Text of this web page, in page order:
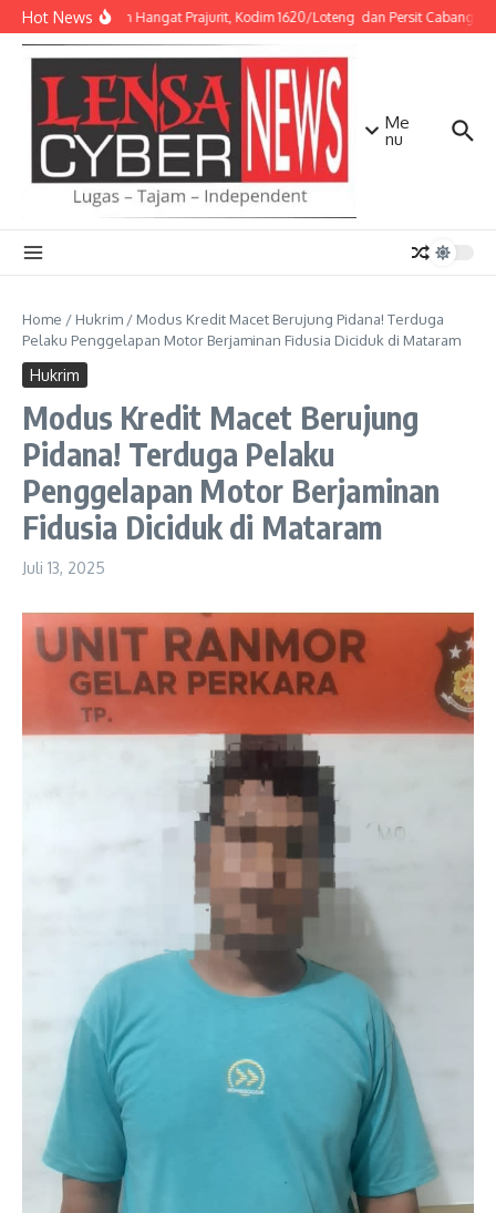
Lewati ke konten
Hot NewsSentuhan Hangat Prajurit, Kodim 1620/Loteng dan Persit Cabang XXX
Me
nu
Home / Hukrim / Modus Kredit Macet Berujung Pidana! Terduga
Pelaku Penggelapan Motor Berjaminan Fidusia Diciduk di Mataram
Hukrim
Modus Kredit Macet Berujung
Pidana! Terduga Pelaku
Penggelapan Motor Berjaminan
Fidusia Diciduk di Mataram
Juli 13, 2025